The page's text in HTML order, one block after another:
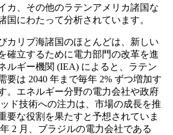
カ、その他のラテンアメリカ諸国な
国にわたって分析されています。
カリブ海諸国のほとんどは、新しい
確立するために電力部門の改革を進
ルギー機関 (IEA) によると、ラテン
要は 2040 年まで毎年 2% ずつ増加す
。エネルギー分野の電力会社や政府
ド技術への注力は、市場の成長を推
要な役割を果たすと予想されていま
2 月、ブラジルの電力会社である